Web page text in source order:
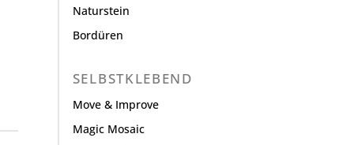
Naturstein
Bordüren
SELBSTKLEBEND
Move & Improve
Magic Mosaic